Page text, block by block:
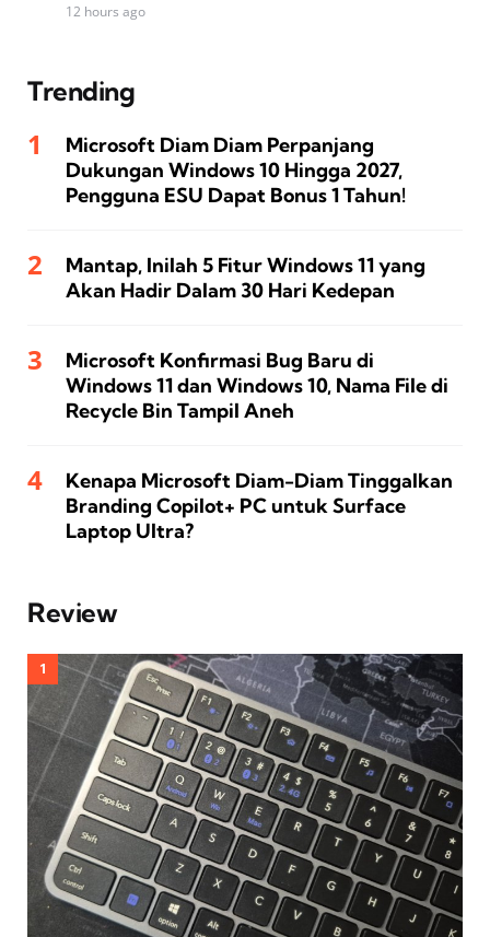
12 hours ago
Trending
Microsoft Diam Diam Perpanjang
Dukungan Windows 10 Hingga 2027,
Pengguna ESU Dapat Bonus 1 Tahun!
Mantap, Inilah 5 Fitur Windows 11 yang
Akan Hadir Dalam 30 Hari Kedepan
Microsoft Konfirmasi Bug Baru di
Windows 11 dan Windows 10, Nama File di
Recycle Bin Tampil Aneh
Kenapa Microsoft Diam-Diam Tinggalkan
Branding Copilot+ PC untuk Surface
Laptop Ultra?
Review